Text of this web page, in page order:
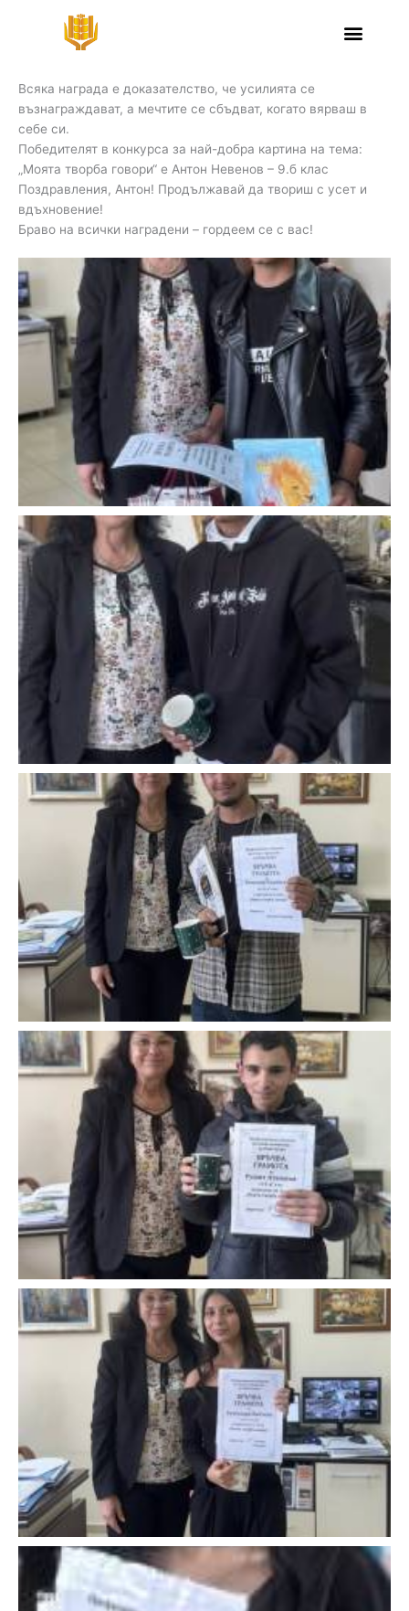
Празнуваме успехи
Празнуваме успехите, таланта и труда на нашите ученици!
Всяка награда е доказателство, че усилията се
възнаграждават, а мечтите се сбъдват, когато вярваш в
себе си.
Победителят в конкурса за най-добра картина на тема:
„Моята творба говори“ е Антон Невенов – 9.б клас
Поздравления, Антон! Продължавай да твориш с усет и
вдъхновение!
Браво на всички наградени – гордеем се с вас!